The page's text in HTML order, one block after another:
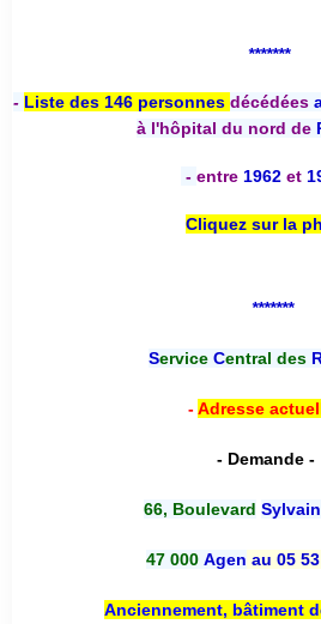
*******
- Liste des 146 personnes décédées
à l'hôpital du nord de
- entre 1962 et
Cliquez sur la
*******
Service Central des
-Adresse
- Demande -
66, Boulevard
47 000 Agen au 05
Anciennement, bâtiment